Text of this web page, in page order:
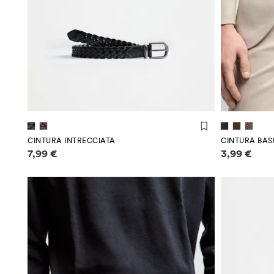
CINTURA INTRECCIATA
Informazioni sui prezzi
7,99 €
CINTURA
3,99 €